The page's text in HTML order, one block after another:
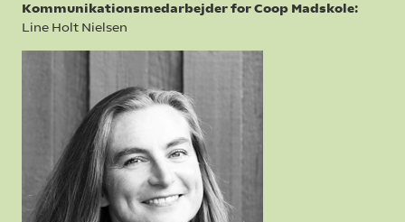
Kommunikationsmedarbejder for Coop Madskole:
Line Holt Nielsen